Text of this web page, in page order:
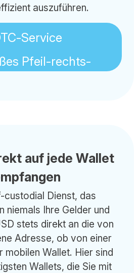
auszuführen.
Service
auf jede Wallet
custodial Dienst, das
niemals Ihre Gelder und
stets direkt an die von
Adresse, ob von einer
mobilen Wallet. Hier sind
Wallets, die Sie mit